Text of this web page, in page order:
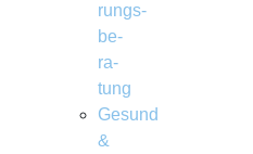
rungs­
be­
ra­
tung
Gesund
&